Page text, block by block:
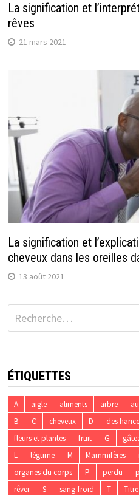
La signification et
rêves
21 mars 2021
La signification et
cheveux dans les oreilles
13 août 2021
Rechercher :
ÉTIQUETTES
A aigle aliments arbre
B
C cheveux D des
fleurs et plantes
fruit G
L
légume M Mammifères
organes du corps
P perdu
rêver
S sang-froid T